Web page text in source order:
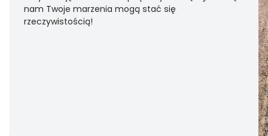
nam Twoje marzenia mogą stać się
rzeczywistością!